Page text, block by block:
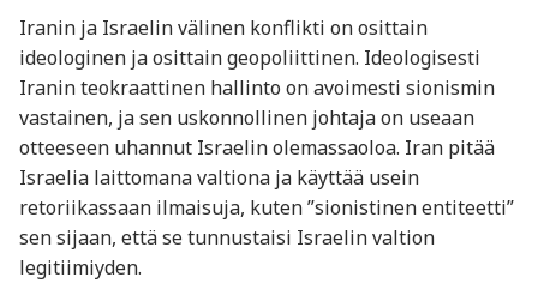
Iranin ja Israelin välinen konflikti on osittain
ideologinen ja osittain geopoliittinen. Ideologisesti
Iranin teokraattinen hallinto on avoimesti sionismin
vastainen, ja sen uskonnollinen johtaja on useaan
otteeseen uhannut Israelin olemassaoloa. Iran pitää
Israelia laittomana valtiona ja käyttää usein
retoriikassaan ilmaisuja, kuten ”sionistinen entiteetti”
sen sijaan, että se tunnustaisi Israelin valtion
legitiimiyden.